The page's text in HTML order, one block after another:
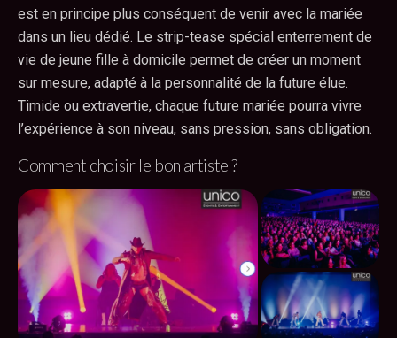
est en principe plus conséquent de venir avec la mariée
dans un lieu dédié. Le strip-tease spécial enterrement de
vie de jeune fille à domicile permet de créer un moment
sur mesure, adapté à la personnalité de la future élue.
Timide ou extravertie, chaque future mariée pourra vivre
l’expérience à son niveau, sans pression, sans obligation.
Comment choisir le bon artiste ?